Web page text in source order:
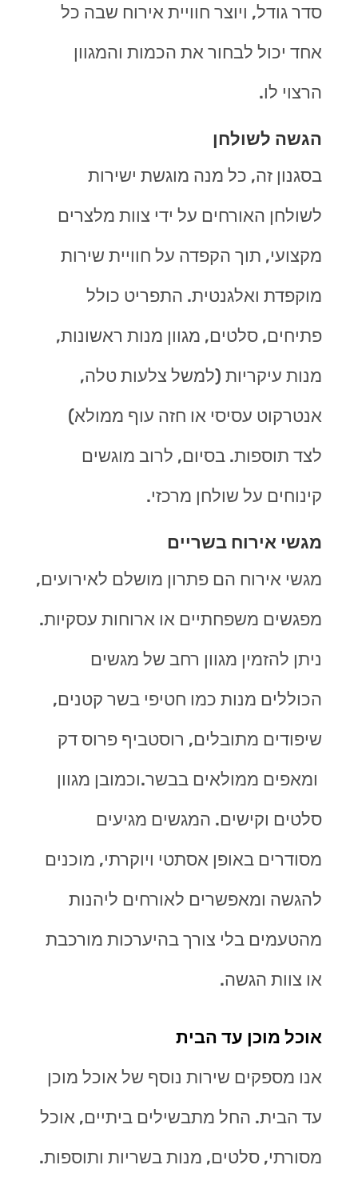
סדר גודל, ויוצר חוויית אירוח שבה כל
אחד יכול לבחור את הכמות והמגוון
הרצוי לו.
הגשה לשולחן
בסגנון זה, כל מנה מוגשת ישירות
לשולחן האורחים על ידי צוות מלצרים
מקצועי, תוך הקפדה על חוויית שירות
מוקפדת ואלגנטית. התפריט כולל
פתיחים, סלטים, מגוון מנות ראשונות,
מנות עיקריות (למשל צלעות טלה,
אנטרקוט עסיסי או חזה עוף ממולא)
לצד תוספות. בסיום, לרוב מוגשים
קינוחים על שולחן מרכזי.
מגשי אירוח בשריים
מגשי אירוח הם פתרון מושלם לאירועים,
מפגשים משפחתיים או ארוחות עסקיות.
ניתן להזמין מגוון רחב של מגשים
הכוללים מנות כמו חטיפי בשר קטנים,
שיפודים מתובלים, רוסטביף פרוס דק
ומאפים ממולאים בבשר.וכמובן מגוון
סלטים וקישים. המגשים מגיעים
מסודרים באופן אסתטי ויוקרתי, מוכנים
להגשה ומאפשרים לאורחים ליהנות
מהטעמים בלי צורך בהיערכות מורכבת
או צוות הגשה.
אוכל מוכן עד הבית
אנו מספקים שירות נוסף של אוכל מוכן
עד הבית. החל מתבשילים ביתיים, אוכל
מסורתי, סלטים, מנות בשריות ותוספות.